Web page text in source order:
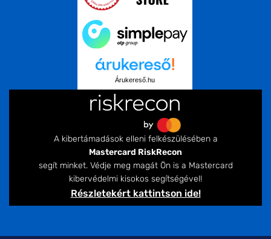
Árukereső.hu
A kibertámadások elleni felkészülésében a
Mastercard RiskRecon
segít minket. Védje meg magát Ön is a Mastercard
kibervédelmi kisokos segítségével!
Részletekért kattintson ide!